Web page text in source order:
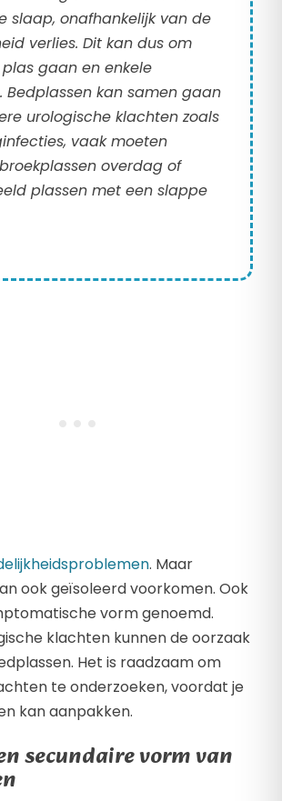
slaap, onafhankelijk van de
verlies. Dit kan dus om
gaan en enkele
Bedplassen kan samen gaan
urologische klachten zoals
vaak moeten
overdag of
plassen met een slappe
. Maar
ook geïsoleerd voorkomen. Ook
vorm genoemd.
klachten kunnen de oorzaak
Het is raadzaam om
te onderzoeken, voordat je
kan aanpakken.
secundaire vorm van